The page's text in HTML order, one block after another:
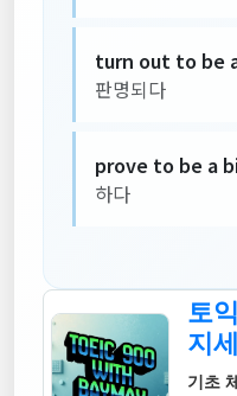
turn out to be
판명되다
prove to be a
하다
토
지
기초